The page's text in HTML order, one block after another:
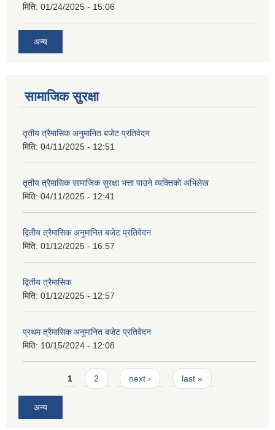
मिति: 01/24/2025 - 15:06
अन्य
सामाजिक सुरक्षा
तृतीय त्रैमासिक अनुमानित बजेट प्रतिवेदन
मिति: 04/11/2025 - 12:51
तृतीय त्रैमासिक सामाजिक सुरक्षा भत्ता पाउने व्यक्तिको अभिलेख
मिति: 04/11/2025 - 12:41
द्वितीय त्रैमासिक अनुमानित बजेट प्रतिवेदन
मिति: 01/12/2025 - 16:57
द्वितीय त्रैमासिक
मिति: 01/12/2025 - 12:57
प्रथम त्रैमासिक अनुमानित बजेट प्रतिवेदन
मिति: 10/15/2024 - 12:08
Pages1 2 next › last »
अन्य